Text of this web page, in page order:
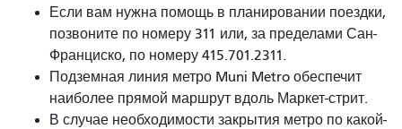
Если вам нужна помощь в планировании поездки,
позвоните по номеру 311 или, за пределами Сан-
Франциско, по номеру 415.701.2311.
Подземная линия метро Muni Metro обеспечит
наиболее прямой маршрут вдоль Маркет-стрит.
В случае необходимости закрытия метро по какой-